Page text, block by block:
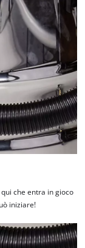
che entra in gioco
iniziare!